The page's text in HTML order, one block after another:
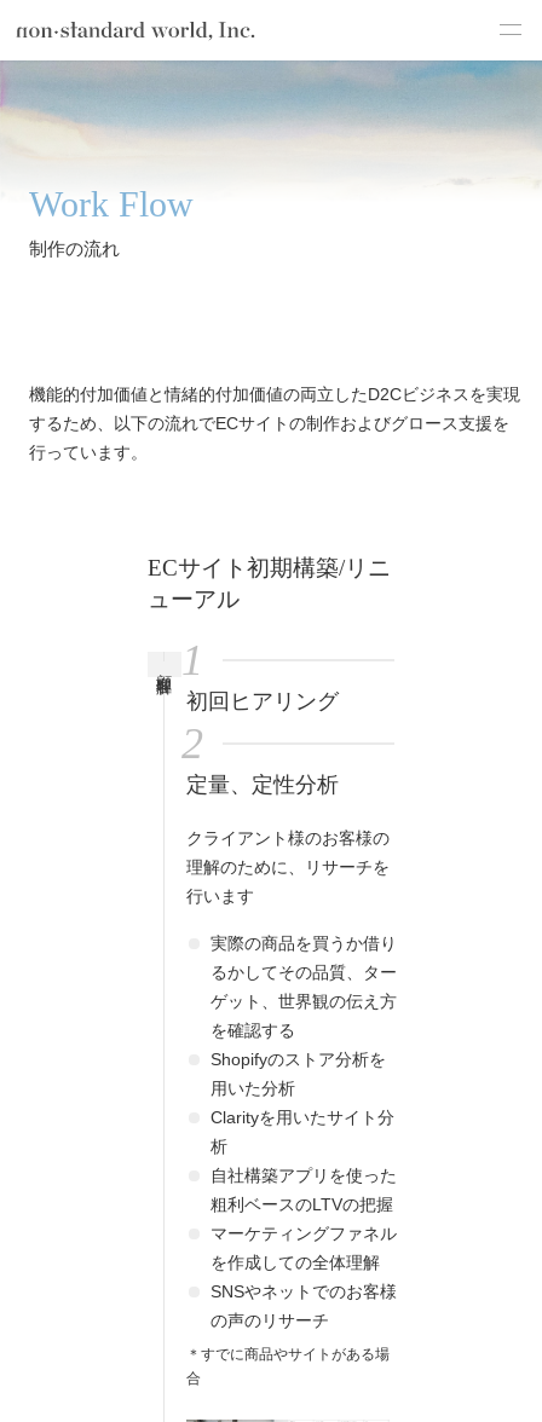
の
service
recruit
english
Work Flow
制作の流れ
機能的付加価値と情緒的付加価値の両立したD2Cビジネスを実現
するため、以下の流れでECサイトの制作およびグロース支援を
行っています。
ECサイト初期構築/リニ
ューアル
1
初回ヒアリング
2
定量、定性分析
クライアント様のお客様の
理解のために、リサーチを
行います
実際の商品を買うか借り
るかしてその品質、ター
ゲット、世界観の伝え方
を確認する
Shopifyのストア分析を
用いた分析
Clarityを用いたサイト分
析
自社構築アプリを使った
粗利ベースのLTVの把握
マーケティングファネル
を作成しての全体理解
SNSやネットでのお客様
の声のリサーチ
＊すでに商品やサイトがある場
合